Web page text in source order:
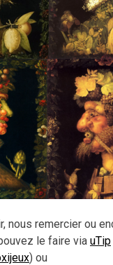
nous remercier ou
le faire via uTip
) ou